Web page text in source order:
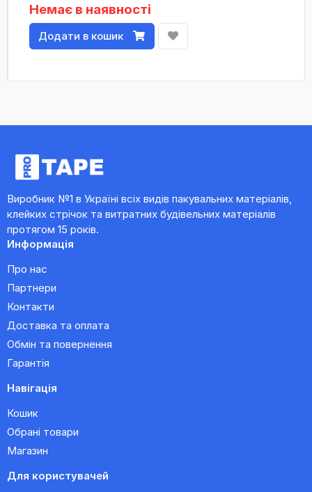
Немає в наявності
Додати в кошик
Виробник №1 в Україні всіх видів пакувальних матеріалів,
клейких стрічок та витратних будівельних матеріалів
протягом 15 років.
Информація
Про нас
Партнери
Контакти
Доставка та оплата
Обмін та повернення
Гарантія
Навігація
Кошик
Обрані товари
Магазин
Для користувачей